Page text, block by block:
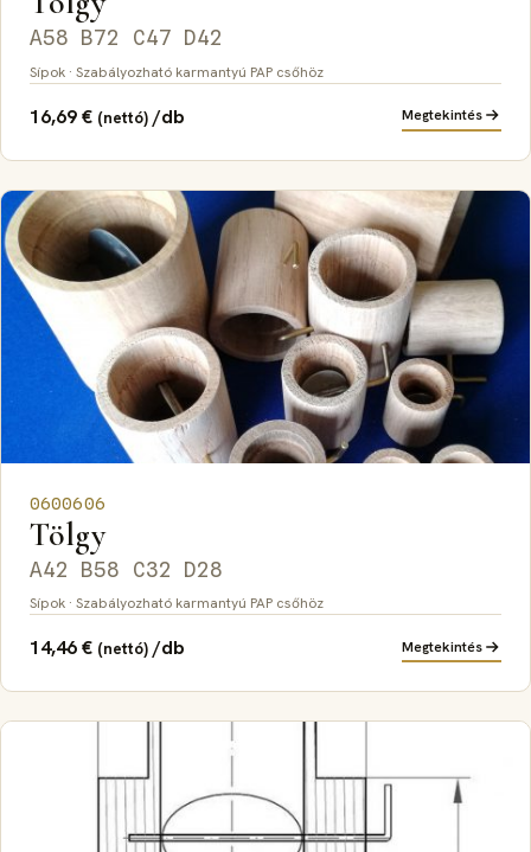
A58 B72 C47 D42
Sípok · Szabályozható karmantyú PAP csőhöz
16,69€ (nettó) /db Megtekintés
0600606
Tölgy
A42 B58 C32 D28
Sípok · Szabályozható karmantyú PAP csőhöz
14,46€ (nettó) /db Megtekintés